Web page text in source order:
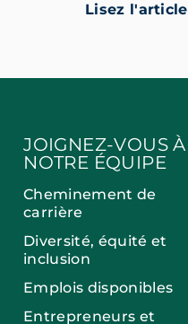
Lisez l'article
JOIGNEZ-VOUS À
NOTRE ÉQUIPE
Cheminement de
carrière
Diversité, équité et
inclusion
Emplois disponibles
Entrepreneurs et